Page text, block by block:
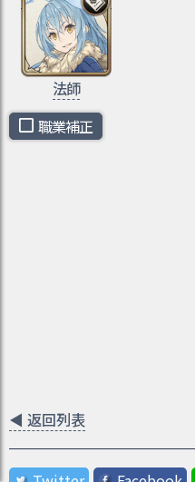
法師
職業補正
◀ 返回列表